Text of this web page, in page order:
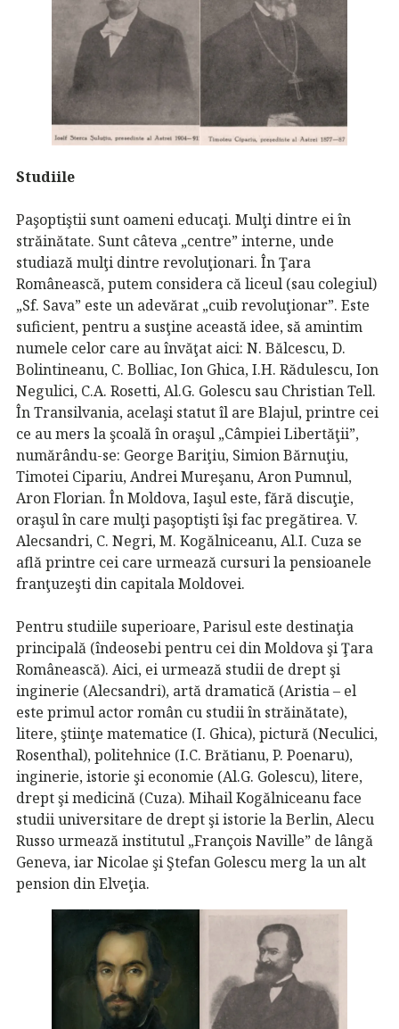
Studiile
Paşoptiştii sunt oameni educaţi. Mulţi dintre ei în
străinătate. Sunt câteva „centre” interne, unde
studiază mulţi dintre revoluţionari. În Ţara
Românească, putem considera că liceul (sau colegiul)
„Sf. Sava” este un adevărat „cuib revoluţionar”. Este
suficient, pentru a susţine această idee, să amintim
numele celor care au învăţat aici: N. Bălcescu, D.
Bolintineanu, C. Bolliac, Ion Ghica, I.H. Rădulescu, Ion
Negulici, C.A. Rosetti, Al.G. Golescu sau Christian Tell.
În Transilvania, acelaşi statut îl are Blajul, printre cei
ce au mers la şcoală în oraşul „Câmpiei Libertăţii”,
numărându-se: George Bariţiu, Simion Bărnuţiu,
Timotei Cipariu, Andrei Mureşanu, Aron Pumnul,
Aron Florian. În Moldova, Iaşul este, fără discuţie,
oraşul în care mulţi paşoptişti îşi fac pregătirea. V.
Alecsandri, C. Negri, M. Kogălniceanu, Al.I. Cuza se
află printre cei care urmează cursuri la pensioanele
franţuzeşti din capitala Moldovei.
Pentru studiile superioare, Parisul este destinaţia
principală (îndeosebi pentru cei din Moldova şi Ţara
Românească). Aici, ei urmează studii de drept şi
inginerie (Alecsandri), artă dramatică (Aristia – el
este primul actor român cu studii în străinătate),
litere, ştiinţe matematice (I. Ghica), pictură (Neculici,
Rosenthal), politehnice (I.C. Brătianu, P. Poenaru),
inginerie, istorie şi economie (Al.G. Golescu), litere,
drept şi medicină (Cuza). Mihail Kogălniceanu face
studii universitare de drept şi istorie la Berlin, Alecu
Russo urmează institutul „François Naville” de lângă
Geneva, iar Nicolae şi Ştefan Golescu merg la un alt
pension din Elveţia.